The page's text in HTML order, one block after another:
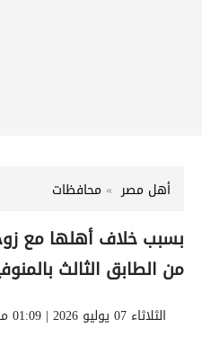
أهل مصر محافظات
بسبب خلاف أهلها مع
من الطابق الثالث
الثلاثاء 07 يوليو 2026 | 01:09 مساءً